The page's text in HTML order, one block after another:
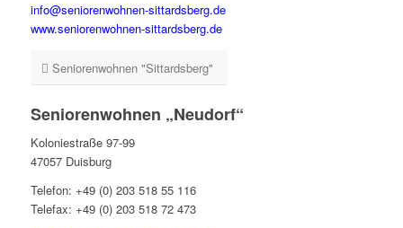
info@seniorenwohnen-sittardsberg.de
www.seniorenwohnen-sittardsberg.de
Seniorenwohnen "Sittardsberg"
Seniorenwohnen „Neudorf“
Koloniestraße 97-99
47057 Duisburg
Telefon: +49 (0) 203 518 55 116
Telefax: +49 (0) 203 518 72 473